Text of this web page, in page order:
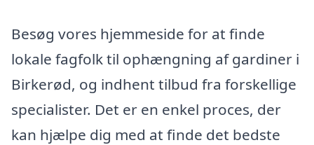
Besøg vores hjemmeside for at finde
lokale fagfolk til ophængning af gardiner i
Birkerød, og indhent tilbud fra forskellige
specialister. Det er en enkel proces, der
kan hjælpe dig med at finde det bedste